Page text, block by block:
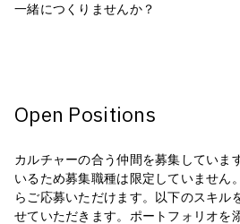
一緒につくりませんか？
Open Positions
カルチャーの合う仲間を募集していま
いるため募集職種は限定していません
らご応募いただけます。以下のスキル
せていただきます。ポートフォリオを